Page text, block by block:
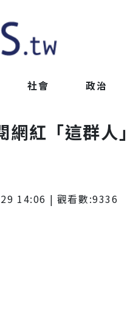
社會 政治
網紅「這群人
14:06 | 觀看數:9336